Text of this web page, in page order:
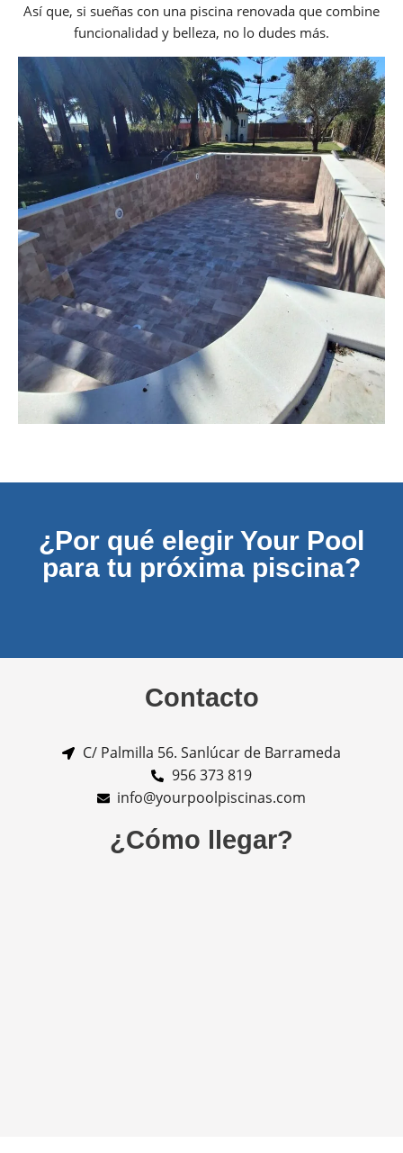
Así que, si sueñas con una piscina renovada que combine
funcionalidad y belleza, no lo dudes más.
¿Por qué elegir Your Pool
para tu próxima piscina?
Contacto
C/ Palmilla 56. Sanlúcar de Barrameda
956 373 819
info@yourpoolpiscinas.com
¿Cómo llegar?